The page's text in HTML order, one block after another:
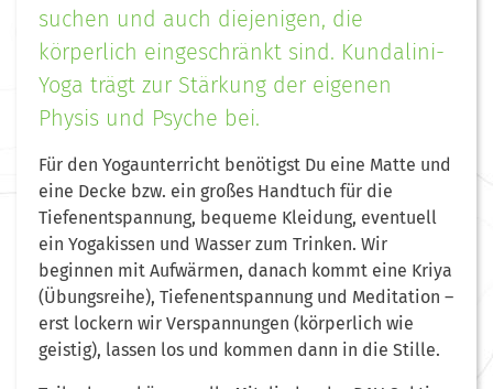
suchen und auch diejenigen, die
körperlich eingeschränkt sind. Kundalini-
Yoga trägt zur Stärkung der eigenen
Physis und Psyche bei.
Für den Yogaunterricht benötigst Du eine Matte und
eine Decke bzw. ein großes Handtuch für die
Tiefenentspannung, bequeme Kleidung, eventuell
ein Yogakissen und Wasser zum Trinken. Wir
beginnen mit Aufwärmen, danach kommt eine Kriya
(Übungsreihe), Tiefenentspannung und Meditation –
erst lockern wir Verspannungen (körperlich wie
geistig), lassen los und kommen dann in die Stille.